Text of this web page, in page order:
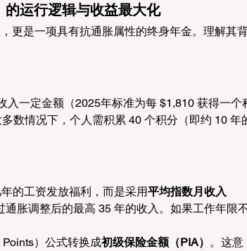
运行逻辑与收益最大化
更是一项具有抗通胀属性的终身年金。理解其
入一定金额（2025年标准为每 $1,810 获得一个
数情况下，个人需积累 40 个积分（即约 10 年
的工资发放福利，而是采用平均指数月收入
胀调整后的最高 35 年的收入。如果工作年限
Points）公式转换成初级保险金额（PIA） 。这意